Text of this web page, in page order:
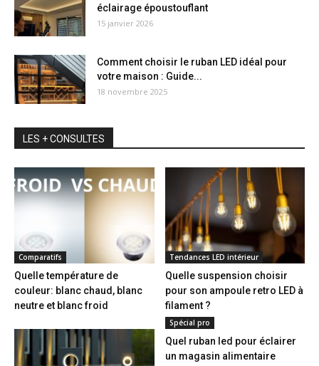
éclairage époustouflant
15 janvier 2026
Comment choisir le ruban LED idéal pour
votre maison : Guide...
18 novembre 2025
LES + CONSULTES
Comparatifs
Quelle température de
couleur: blanc chaud, blanc
neutre et blanc froid
Tendances LED intérieur
Quelle suspension choisir
pour son ampoule retro LED à
filament ?
Spécial pro
Quel ruban led pour éclairer
un magasin alimentaire